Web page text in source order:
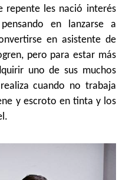
repente les nació interés
en lanzarse a
en asistente de
pero para estar más
uno de sus muchos
cuando no trabaja
y escroto en tinta y los